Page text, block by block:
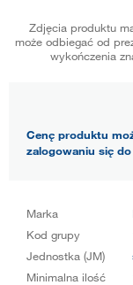
Zdjęcia produktu
może odbiegać od
wykończenia
Cenę produktu
zalogowaniu się
Marka
Kod grupy
Jednostka (JM)
Minimalna ilość